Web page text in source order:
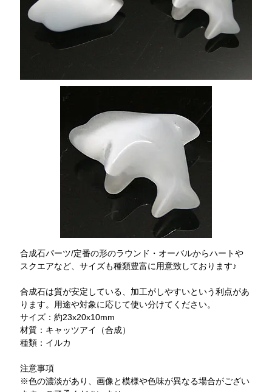
合成石パーツ/定番の形のラウンド・オーバルからハートや
スクエアなど、サイズも種類豊富に用意致しております♪
合成石は質が安定している、加工がしやすいという利点があ
ります。用途や対象に応じて使い分けてください。
サイズ：約23x20x10mm
材質：キャッツアイ（合成）
種類：イルカ
注意事項
※色の濃淡があり、画像と模様や色味が異なる場合がござい